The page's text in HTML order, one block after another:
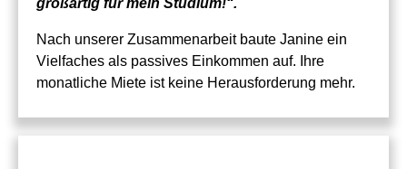
großartig für mein Studium!“.
Nach unserer Zusammenarbeit baute Janine ein
Vielfaches als passives Einkommen auf. Ihre
monatliche Miete ist keine Herausforderung mehr.